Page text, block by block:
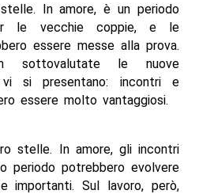
In amore, è un periodo
le vecchie coppie, e le
essere messe alla prova.
sottovalutate le nuove
si presentano: incontri e
essere molto vantaggiosi.
stelle. In amore, gli incontri
periodo potrebbero evolvere
importanti. Sul lavoro, però,